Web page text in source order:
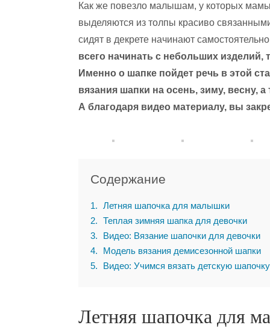
Как же повезло малышам, у которых мамы
выделяются из толпы красиво
сидят в декрете начинают
всего начинать с небольших изделий,
Именно о шапке пойдет речь в этой
вязания шапки на осень, зиму, весну,
А благодаря видео материалу, вы
Содержание
1
Летняя шапочка для малышки
2
Теплая зимняя шапка для девочки
3
Видео: Вязание шапочки для девочки
4
Модель вязания демисезонной шапки
5
Видео: Учимся вязать детскую шапочку
Летняя шапочка для